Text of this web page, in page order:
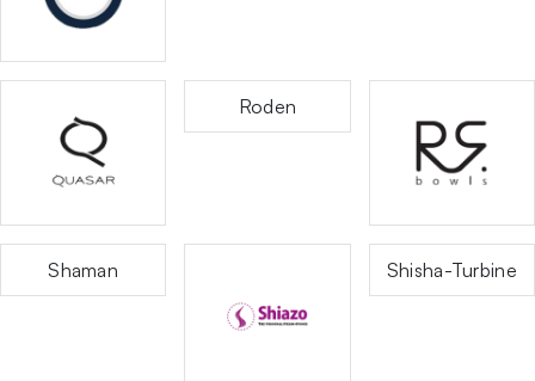
Roden
Shaman Shisha-Turbine